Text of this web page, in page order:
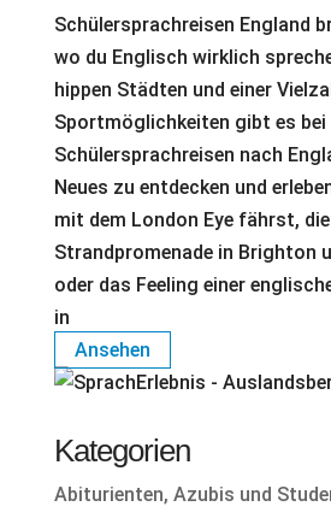
Schülersprachreisen England
wo du Englisch wirklich
hippen Städten und einer
Sportmöglichkeiten gibt es bei
Schülersprachreisen nach
Neues zu entdecken und
mit dem London Eye fährst, die
Strandpromenade in Brighton
oder das Feeling einer
in
Ansehen
Kategorien
Abiturienten, Azubis und